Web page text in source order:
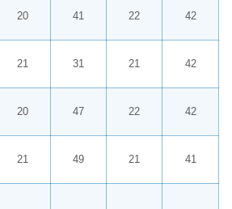
20 41 22 42
21 31 21 42
20 47 22 42
21 49 21 41